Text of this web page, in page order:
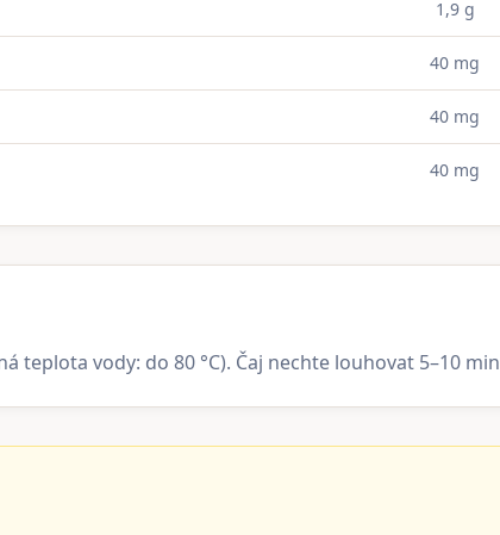
1,9 g
40 mg
40 mg
40 mg
teplota vody: do 80 °C). Čaj nechte louhovat 5–10